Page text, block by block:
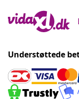
Understøttede